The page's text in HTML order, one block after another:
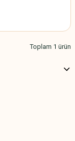
Toplam 1 ürün